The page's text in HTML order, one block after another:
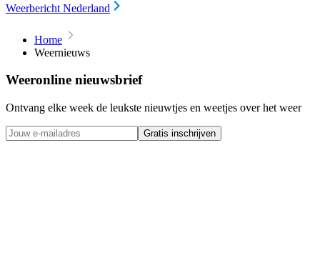
Weerbericht Nederland
Home
Weernieuws
Weeronline nieuwsbrief
Ontvang elke week de leukste nieuwtjes en weetjes over het weer
Gratis inschrijven